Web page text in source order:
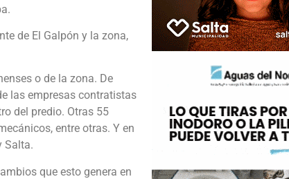
de El Galpón y la zona,
o de la zona. De
las empresas contratistas
del predio. Otras 55
entre otras. Y en
Salta.
que esto genera en